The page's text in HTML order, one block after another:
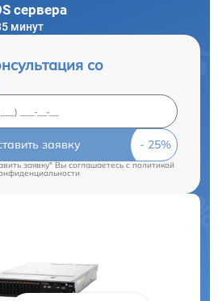
сервера
минут
со
заявку
заявку" Вы соглашаетесь c политикой